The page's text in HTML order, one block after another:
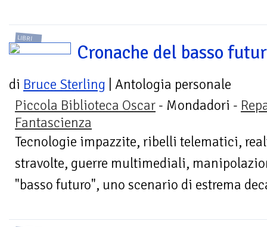
LIBRI
Cronache del basso
di Bruce Sterling | Antologia personale
Piccola Biblioteca Oscar - Mondadori -
Fantascienza
Tecnologie impazzite, ribelli telematici,
stravolte, guerre multimediali,
"basso futuro", uno scenario di estrema